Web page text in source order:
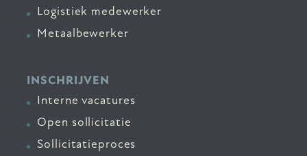
Logistiek medewerker
Metaalbewerker
INSCHRIJVEN
Interne vacatures
Open sollicitatie
Sollicitatieproces